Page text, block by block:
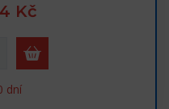
Kč
dní